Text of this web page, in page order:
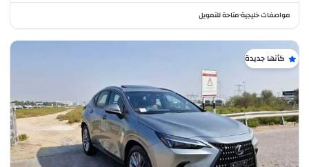
مواصفات خليجية•متاحة للتمويل
كأنها جديدة